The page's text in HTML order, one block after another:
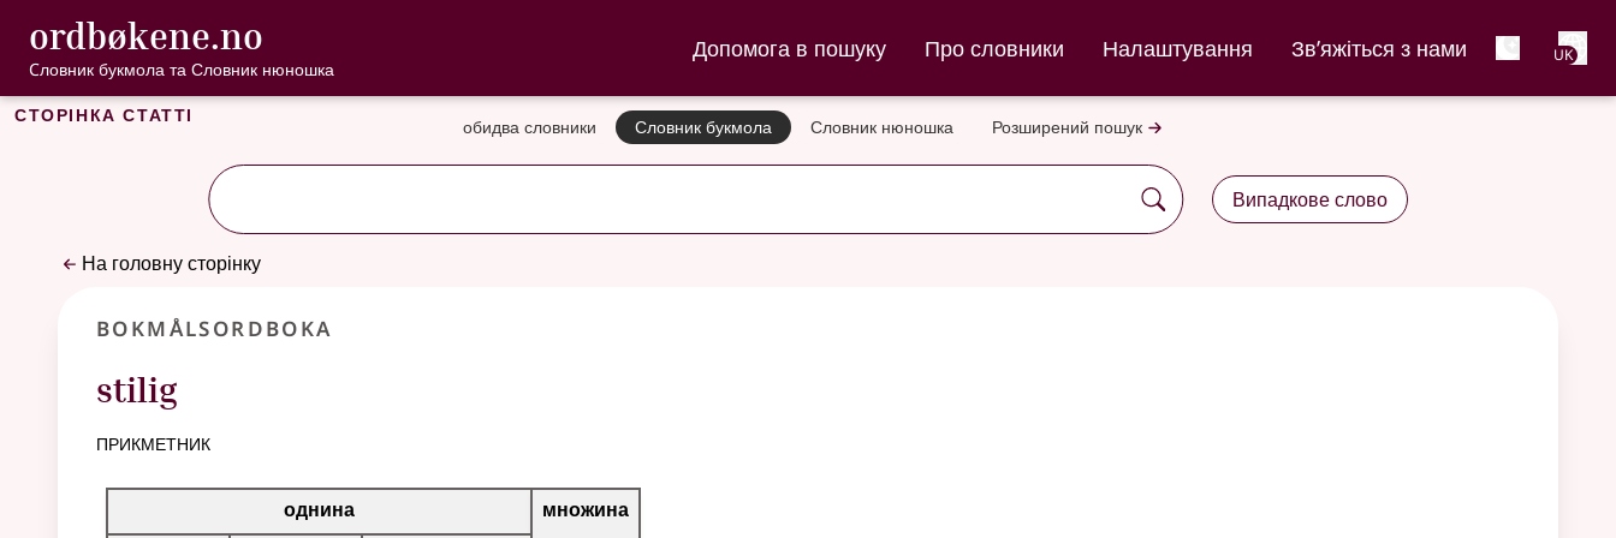
Перейти до основного вмісту
Доступність
ordbøkene.no , Cловник букмола та Словник нюношка
Cловник букмола та Словник нюношка
Допомога в пошуку Про словники Налаштування Зв’яжіться з нами UK
Сторінка статті обидва словники Словник букмола Словник нюношка Розширений пошук
Випадкове слово
На головну сторінку
Bokmålsordboka
stilig
прикметник
Таблиця відмінювання для цього прикметника
однина
множина